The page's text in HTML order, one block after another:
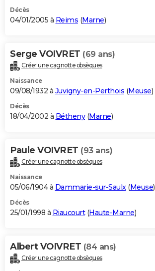
Décès
04/01/2005 à Reims (Marne)
Serge VOIVRET (69 ans)
Créer une cagnotte obsèques
Naissance
09/08/1932 à Juvigny-en-Perthois (Meuse)
Décès
18/04/2002 à Bétheny(Marne)
Paule VOIVRET (93 ans)
Créer une cagnotte obsèques
Naissance
05/06/1904 à Dammarie-sur-Saulx(Meuse)
Décès
25/01/1998 à Riaucourt(Haute-Marne)
Albert VOIVRET (84 ans)
Créer une cagnotte obsèques